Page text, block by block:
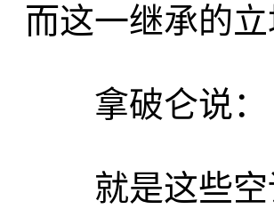
而这一继承的
拿破仑说：
就是这些空